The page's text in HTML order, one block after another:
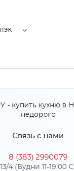
Белый/
Связь с нами
8 (383) 2990079
4 (Будни 11-19:00